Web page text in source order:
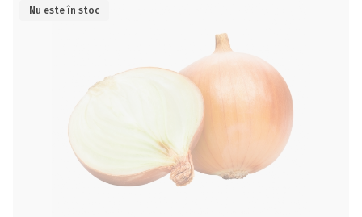
Nu este în stoc